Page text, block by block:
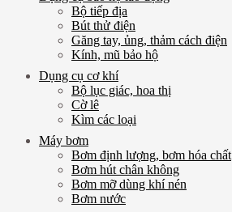
Bộ tiếp địa
Bút thử điện
Găng tay, ủng, thảm cách điện
Kính, mũ bảo hộ
Dụng cụ cơ khí
Bộ lục giác, hoa thị
Cờ lê
Kìm các loại
Máy bơm
Bơm định lượng, bơm hóa chất
Bơm hút chân không
Bơm mỡ dùng khí nén
Bơm nước